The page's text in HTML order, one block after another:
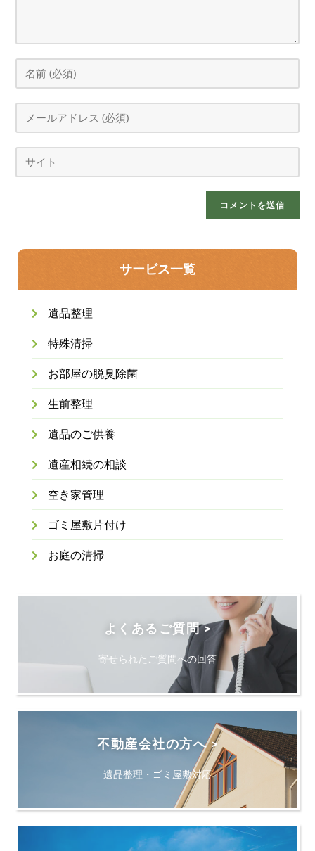
サービス一覧
遺品整理
特殊清掃
お部屋の脱臭除菌
生前整理
遺品のご供養
遺産相続の相談
空き家管理
ゴミ屋敷片付け
お庭の清掃
よくあるご質問 >
寄せられたご質問への回答
不動産会社の方へ >
遺品整理・ゴミ屋敷対応